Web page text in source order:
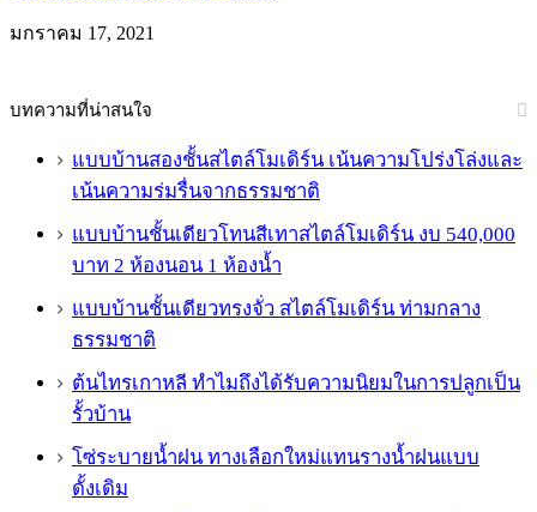
มกราคม 17, 2021
บทความที่น่าสนใจ
แบบบ้านสองชั้นสไตล์โมเดิร์น เน้นความโปร่งโล่งและ
เน้นความร่มรื่นจากธรรมชาติ
แบบบ้านชั้นเดียวโทนสีเทาสไตล์โมเดิร์น งบ 540,000
บาท 2 ห้องนอน 1 ห้องน้ำ
แบบบ้านชั้นเดียวทรงจั่ว สไตล์โมเดิร์น ท่ามกลาง
ธรรมชาติ
ต้นไทรเกาหลี ทำไมถึงได้รับความนิยมในการปลูกเป็น
รั้วบ้าน
โซ่ระบายน้ำฝน ทางเลือกใหม่แทนรางน้ำฝนแบบ
ดั้งเดิม